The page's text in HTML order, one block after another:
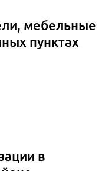
мебельные
пунктах
в